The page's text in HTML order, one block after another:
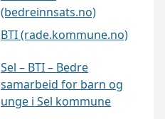
(bedreinnsats.no)
BTI (rade.kommune.no)
Sel – BTI – Bedre
samarbeid for barn og
unge i Sel kommune